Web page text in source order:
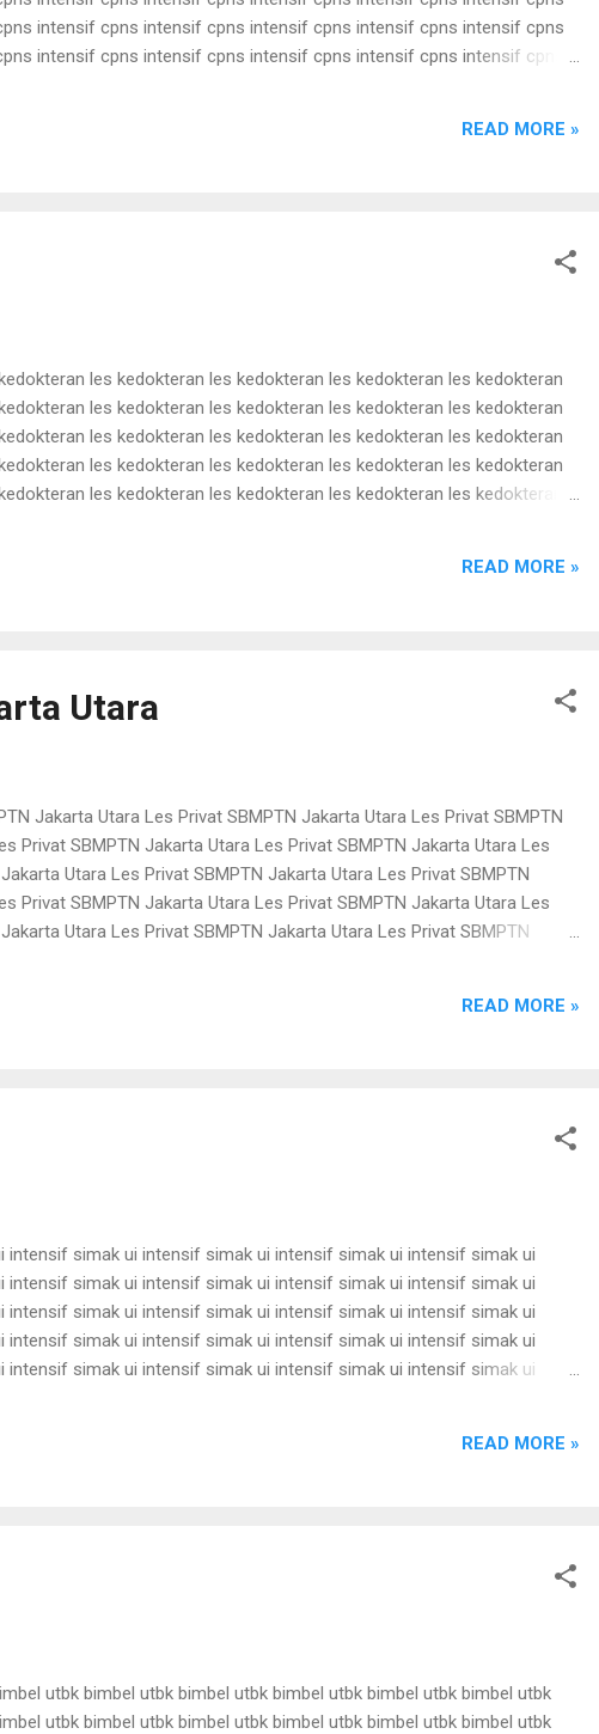
intensif cpns intensif cpns intensif cpns intensif cpns intensif cpns
intensif cpns intensif cpns intensif cpns intensif cpns intensif cpns
READ MORE »
les kedokteran les kedokteran les kedokteran les kedokteran
les kedokteran les kedokteran les kedokteran les kedokteran
les kedokteran les kedokteran les kedokteran les kedokteran
les kedokteran les kedokteran les kedokteran les kedokteran
les kedokteran les kedokteran les kedokteran les kedokteran
les kedokteran les kedokteran les kedokteran les kedokteran
les kedokteran les kedokteran les kedo...
READ MORE »
Utara
Jakarta Utara Les Privat SBMPTN Jakarta Utara Les Privat SBMPTN
Privat SBMPTN Jakarta Utara Les Privat SBMPTN Jakarta Utara Les
Utara Les Privat SBMPTN Jakarta Utara Les Privat SBMPTN
Privat SBMPTN Jakarta Utara Les Privat SBMPTN Jakarta Utara Les
Utara Les Privat SBMPTN Jakarta Utara Les Privat SBMPTN
Utara Les Privat SBMPTN Jakarta Utara Les Privat SBMPTN
Privat SBMPTN Jakarta Utara Les Privat SBMPTN Jakarta Utara Les
READ MORE »
simak ui intensif simak ui intensif simak ui intensif simak ui
simak ui intensif simak ui intensif simak ui intensif simak ui
simak ui intensif simak ui intensif simak ui intensif simak ui
simak ui intensif simak ui intensif simak ui intensif simak ui
simak ui intensif simak ui intensif simak ui intensif simak ui
simak ui intensif simak ui intensif simak ui intensif simak ui
sim...
READ MORE »
utbk bimbel utbk bimbel utbk bimbel utbk bimbel utbk bimbel utbk
utbk bimbel utbk bimbel utbk bimbel utbk bimbel utbk bimbel utbk